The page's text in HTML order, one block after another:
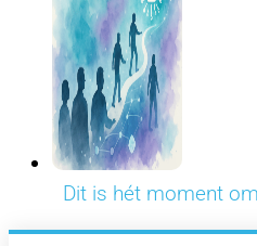
Dit is hét moment